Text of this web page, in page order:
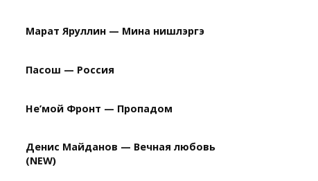
Марат Яруллин — Мина нишлэргэ
Пасош — Россия
Не’мой Фронт — Пропадом
Денис Майданов — Вечная любовь
(NEW)